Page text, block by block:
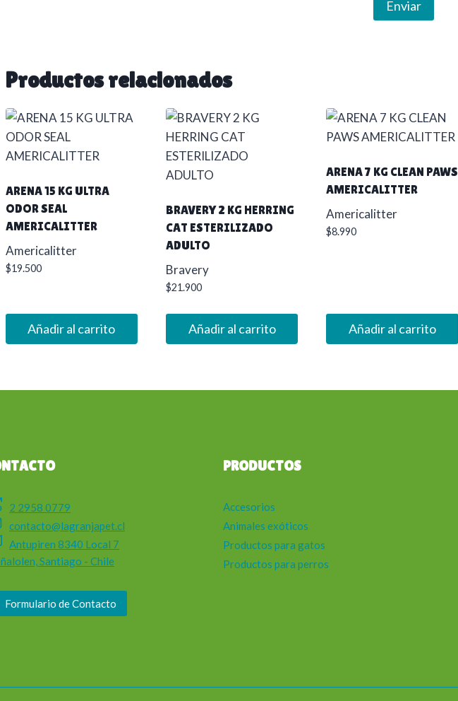
Productos relacionados
ARENA 15 KG ULTRA
ODOR SEAL
AMERICALITTER
Americalitter
$19.500
Añadir al carrito
BRAVERY 2 KG HERRING
CAT ESTERILIZADO
ADULTO
Bravery
$21.900
Añadir al carrito
ARENA 7 KG CLEAN PAWS
AMERICALITTER
Americalitter
$8.990
Añadir al carrito
2 2958 0779
contacto@lagranjapet.cl
Antupiren 8340 Local 7
Santiago - Chile
Formulario de Contacto
PRODUCTOS
Accesorios
Animales exóticos
Productos para gatos
Productos para perros